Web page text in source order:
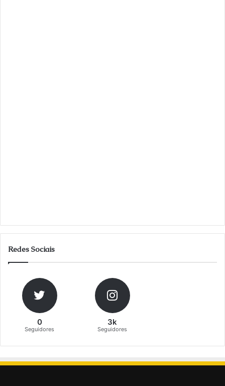
Redes Sociais
0
Seguidores
3k
Seguidores